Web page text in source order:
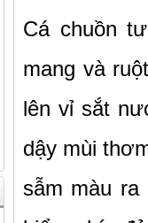
Cá chuồn
mang và
lên vỉ sắt
dậy mùi
sẫm màu